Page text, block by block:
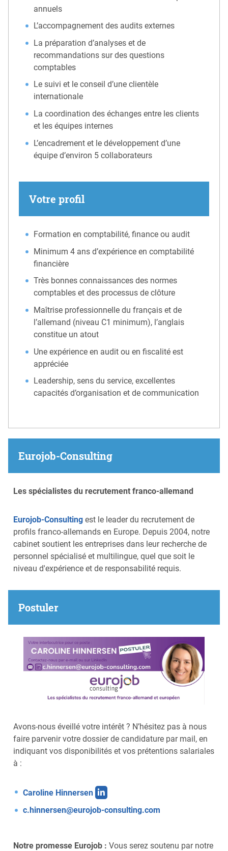
annuels
L’accompagnement des audits externes
La préparation d’analyses et de
recommandations sur des questions
comptables
Le suivi et le conseil d’une clientèle
internationale
La coordination des échanges entre les clients
et les équipes internes
L’encadrement et le développement d’une
équipe d’environ 5 collaborateurs
Votre profil
Formation en comptabilité, finance ou audit
Minimum 4 ans d’expérience en comptabilité
financière
Très bonnes connaissances des normes
comptables et des processus de clôture
Maîtrise professionnelle du français et de
l’allemand (niveau C1 minimum), l’anglais
constitue un atout
Une expérience en audit ou en fiscalité est
appréciée
Leadership, sens du service, excellentes
capacités d’organisation et de communication
Eurojob-Consulting
Les spécialistes du recrutement franco-allemand
Eurojob-Consulting est le leader du recrutement de
profils franco-allemands en Europe. Depuis 2004, notre
cabinet soutient les entreprises dans leur recherche de
personnel spécialisé et multilingue, quel que soit le
niveau d'expérience et de responsabilité requis.
Postuler
Avons-nous éveillé votre intérêt ? N’hésitez pas à nous
faire parvenir votre dossier de candidature par mail, en
indiquant vos disponibilités et vos prétentions salariales
à :
Caroline Hinnersen
c.hinnersen@eurojob-consulting.com
Notre promesse Eurojob : Vous serez soutenu par notre